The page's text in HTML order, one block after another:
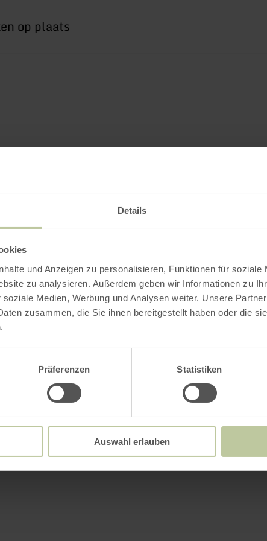
Details
und Anzeigen zu personalisieren, Funktionen für soziale
zu analysieren. Außerdem geben wir Informationen zu
Medien, Werbung und Analysen weiter. Unsere
zusammen, die Sie ihnen bereitgestellt haben oder die
Präferenzen Statistiken
Auswahl erlauben